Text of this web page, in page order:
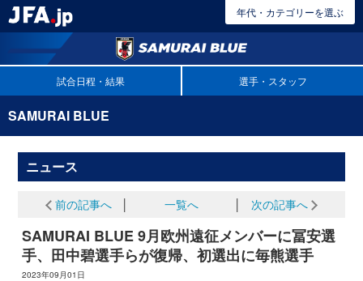
年代・カテゴリーを選ぶ
試合日程・結果 選手・スタッフ
SAMURAI BLUE
ニュース
前の記事へ 一覧へ 次の記事へ
SAMURAI BLUE 9月欧州遠征メンバーに冨安選
手、田中碧選手らが復帰、初選出に毎熊選手
2023年09月01日